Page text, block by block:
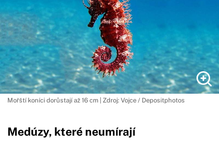
Mořští koníci dorůstají až 16 cm | Zdroj: Vojce / Depositphotos
Medúzy, které neumírají